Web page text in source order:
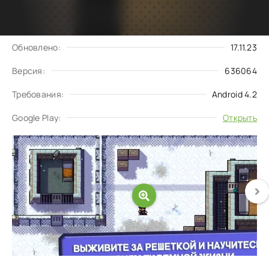
Обновлено: 17.11.23
Версия: 636064
Требования: Android 4.2
Google Play: Открыть